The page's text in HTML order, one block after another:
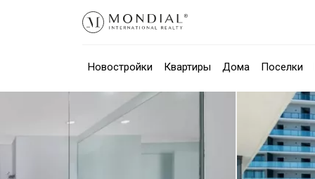
Новостройки Квартиры Дома Поселки